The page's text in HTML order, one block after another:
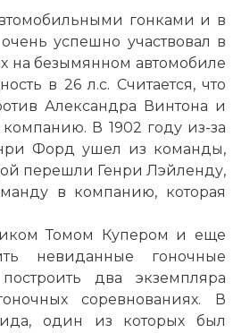
гонками и в
успешно участвовал в
на безымянном автомобиле
в 26 л.с. Считается, что
Александра Винтона и
В 1902 году из-за
Форд ушел из команды,
перешли Генри Лэйленду,
в компанию, которая
Томом Купером и еще
невиданные гоночные
два экземпляра
соревнованиях. В
один из которых был